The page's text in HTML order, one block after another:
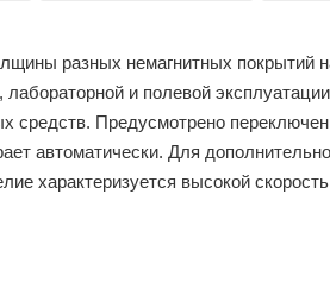
разных немагнитных покрытий
и полевой
средств. Предусмотрено
автоматически. Для
характеризуется высокой